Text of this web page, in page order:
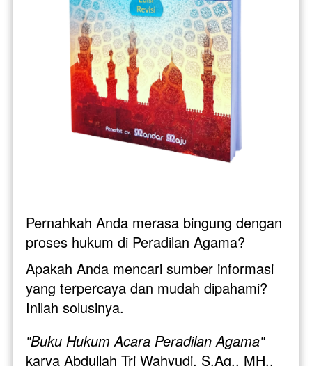
Pernahkah Anda merasa bingung dengan
proses hukum di Peradilan Agama?
Apakah Anda mencari sumber informasi
yang terpercaya dan mudah dipahami?
Inilah solusinya.
"Buku Hukum Acara Peradilan Agama"
karya Abdullah Tri Wahyudi, S.Ag., MH.,